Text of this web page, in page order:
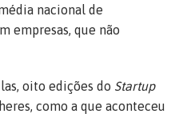
nacional de
empresas, que não
oito edições do Startup
como a que aconteceu